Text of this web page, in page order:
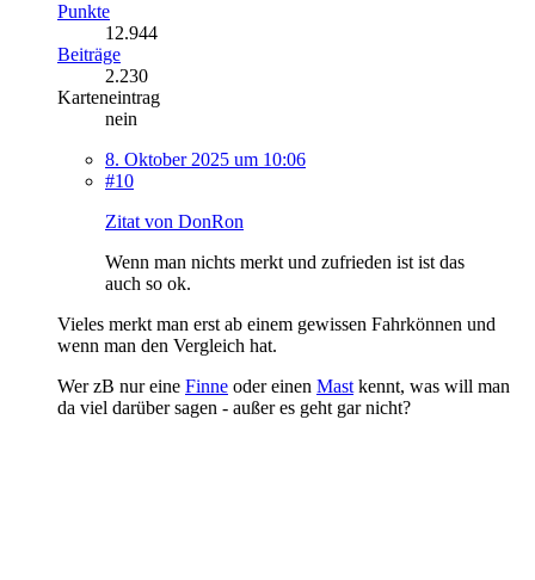
Punkte
12.944
Beiträge
2.230
Karteneintrag
nein
8. Oktober 2025 um 10:06
#10
Zitat von DonRon
Wenn man nichts merkt und zufrieden ist ist das
auch so ok.
Vieles merkt man erst ab einem gewissen Fahrkönnen und
wenn man den Vergleich hat.
Wer zB nur eine Finne oder einen Mast kennt, was will man
da viel darüber sagen - außer es geht gar nicht?